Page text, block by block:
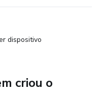
dispositivo
criou o